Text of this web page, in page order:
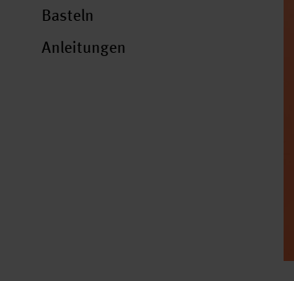
Basteln
Anleitungen